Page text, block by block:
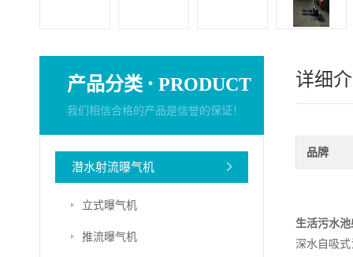
产品分类 · PRODUCT
我们相信合格的产品是信誉的保证！
潜水射流曝气机
立式曝气机
推流曝气机
详细
品牌
生活污水
深水自吸